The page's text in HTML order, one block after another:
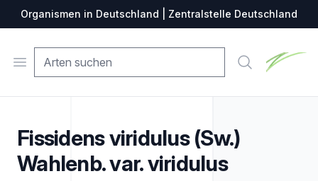
Organismen in Deutschland | Zentralstelle Deutschland
Open menu Suche
Fissidens viridulus (Sw.)
Wahlenb. var. viridulus